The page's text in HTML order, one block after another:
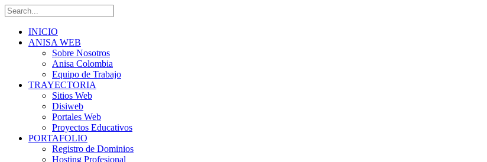
INICIO
ANISA WEB
Sobre Nosotros
Anisa Colombia
Equipo de Trabajo
TRAYECTORIA
Sitios Web
Disiweb
Portales Web
Proyectos Educativos
PORTAFOLIO
Registro de Dominios
Hosting Profesional